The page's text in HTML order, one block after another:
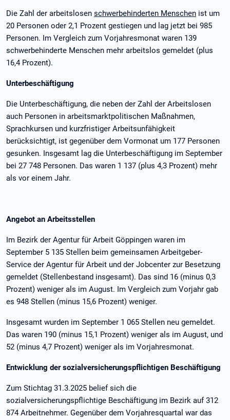
Die Zahl der arbeitslosen schwerbehinderten Menschen ist um
20 Personen oder 2,1 Prozent gestiegen und lag jetzt bei 985
Personen. Im Vergleich zum Vorjahresmonat waren 139
schwerbehinderte Menschen mehr arbeitslos gemeldet (plus
16,4 Prozent).
Unterbeschäftigung
Die Unterbeschäftigung, die neben der Zahl der Arbeitslosen
auch Personen in arbeitsmarktpolitischen Maßnahmen,
Sprachkursen und kurzfristiger Arbeitsunfähigkeit
berücksichtigt, ist gegenüber dem Vormonat um 177 Personen
gesunken. Insgesamt lag die Unterbeschäftigung im September
bei 27 748 Personen. Das waren 1 137 (plus 4,3 Prozent) mehr
als vor einem Jahr.
Angebot an Arbeitsstellen
Im Bezirk der Agentur für Arbeit Göppingen waren im
September 5 135 Stellen beim gemeinsamen Arbeitgeber-
Service der Agentur für Arbeit und der Jobcenter zur Besetzung
gemeldet (Stellenbestand insgesamt). Das sind 16 (minus 0,3
Prozent) weniger als im August. Im Vergleich zum Vorjahr gab
es 948 Stellen (minus 15,6 Prozent) weniger.
Insgesamt wurden im September 1 065 Stellen neu gemeldet.
Das waren 190 (minus 15,1 Prozent) weniger als im August, und
52 (minus 4,7 Prozent) weniger als im Vorjahresmonat.
Entwicklung der sozialversicherungspflichtigen Beschäftigung
Zum Stichtag 31.3.2025 belief sich die
sozialversicherungspflichtige Beschäftigung im Bezirk auf 312
874 Arbeitnehmer. Gegenüber dem Vorjahresquartal war das